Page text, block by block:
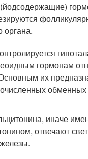
органа.
гормонам
их
иначе
отвечают